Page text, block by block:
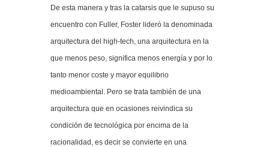
De esta manera y tras la catarsis que le supuso su
encuentro con Fuller, Foster lideró la denominada
arquitectura del high-tech, una arquitectura en la
que menos peso, significa menos energía y por lo
tanto menor coste y mayor equilibrio
medioambiental. Pero se trata también de una
arquitectura que en ocasiones reivindica su
condición de tecnológica por encima de la
racionalidad, es decir se convierte en una